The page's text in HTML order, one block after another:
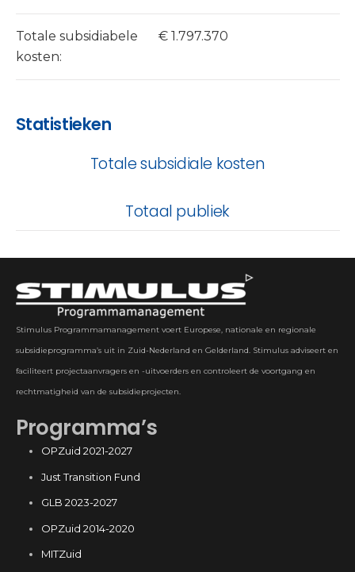
Totale subsidiabele
kosten:
€ 1.797.370
Statistieken
Totale subsidiale kosten
Totaal publiek
Stimulus Programmamanagement voert Europese, nationale en regionale
subsidieprogramma’s uit in Zuid-Nederland en Gelderland. Stimulus adviseert en
faciliteert projectaanvragers en -uitvoerders en controleert de voortgang en
rechtmatigheid van de subsidieprojecten.
Programma’s
OPZuid 2021-2027
Just Transition Fund
GLB 2023-2027
OPZuid 2014-2020
MITZuid